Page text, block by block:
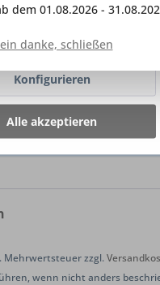
genommen.
Mehrwertsteuer zzgl.
wenn nicht anders
dem 01.08.2026 -
danke, schließen
Ablehnen
Konfigurieren
Alle akzeptieren